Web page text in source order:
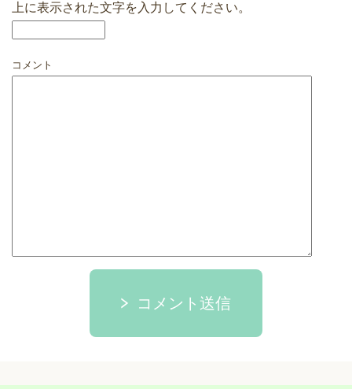
上に表示された文字を入力してください。
コメント
コメント送信